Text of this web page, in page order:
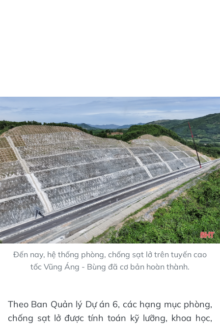
Đến nay, hệ thống phòng, chống sạt lở trên tuyến cao
tốc Vũng Áng - Bùng đã cơ bản hoàn thành.
Theo Ban Quản lý Dự án 6, các hạng mục phòng,
chống sạt lở được tính toán kỹ lưỡng, khoa học,